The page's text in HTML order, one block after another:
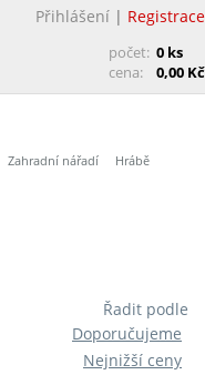
Přihlášení| Registrace
počet: 0 ks
cena:
0,00 Kč
Zahradní nářadí Hrábě
Řadit podle
Doporučujeme
Nejnižší ceny